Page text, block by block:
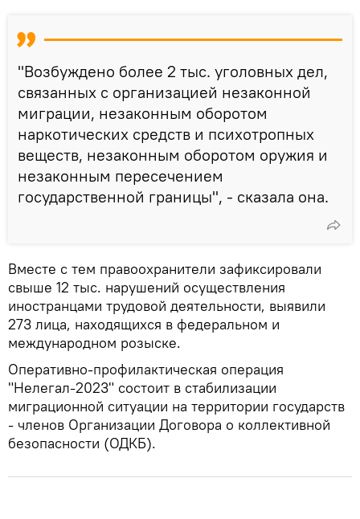
"Возбуждено более 2 тыс. уголовных дел,
связанных с организацией незаконной
миграции, незаконным оборотом
наркотических средств и психотропных
веществ, незаконным оборотом оружия и
незаконным пересечением
государственной границы", - сказала она.
Вместе с тем правоохранители зафиксировали
свыше 12 тыс. нарушений осуществления
иностранцами трудовой деятельности, выявили
273 лица, находящихся в федеральном и
международном розыске.
Оперативно-профилактическая операция
"Нелегал-2023" состоит в стабилизации
миграционной ситуации на территории государств
- членов Организации Договора о коллективной
безопасности (ОДКБ).